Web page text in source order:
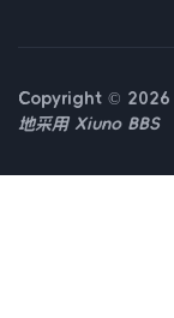
Copyright © 2026
地采用 Xiuno BBS